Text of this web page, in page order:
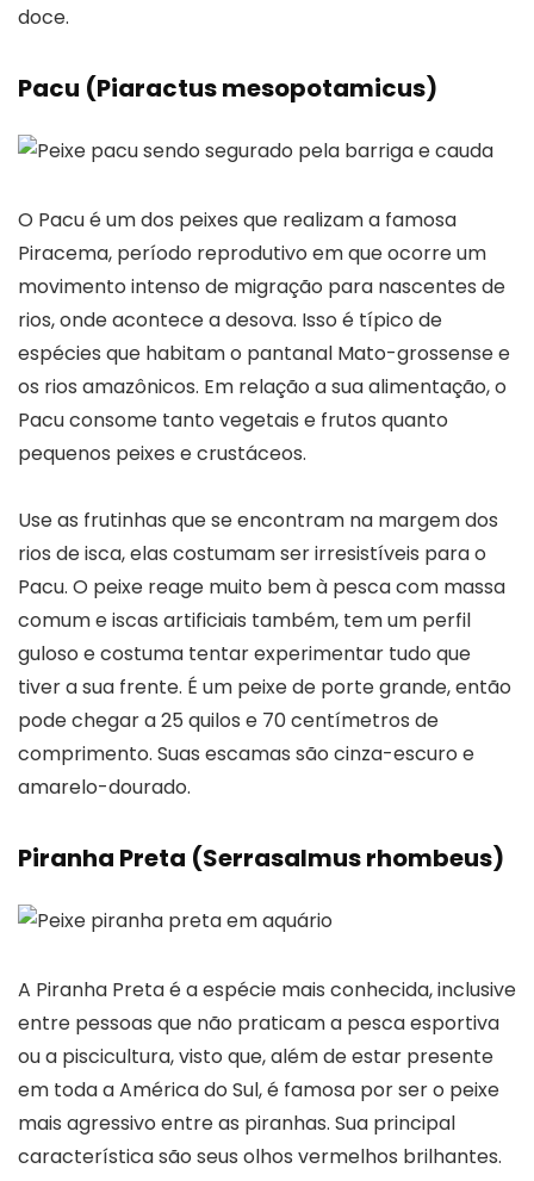
doce.
Pacu (Piaractus mesopotamicus)
O Pacu é um dos peixes que realizam a famosa
Piracema, período reprodutivo em que ocorre um
movimento intenso de migração para nascentes de
rios, onde acontece a desova. Isso é típico de
espécies que habitam o pantanal Mato-grossense e
os rios amazônicos. Em relação a sua alimentação, o
Pacu consome tanto vegetais e frutos quanto
pequenos peixes e crustáceos.
Use as frutinhas que se encontram na margem dos
rios de isca, elas costumam ser irresistíveis para o
Pacu. O peixe reage muito bem à pesca com massa
comum e iscas artificiais também, tem um perfil
guloso e costuma tentar experimentar tudo que
tiver a sua frente. É um peixe de porte grande, então
pode chegar a 25 quilos e 70 centímetros de
comprimento. Suas escamas são cinza-escuro e
amarelo-dourado.
Piranha Preta (Serrasalmus rhombeus)
A Piranha Preta é a espécie mais conhecida, inclusive
entre pessoas que não praticam a pesca esportiva
ou a piscicultura, visto que, além de estar presente
em toda a América do Sul, é famosa por ser o peixe
mais agressivo entre as piranhas. Sua principal
característica são seus olhos vermelhos brilhantes.